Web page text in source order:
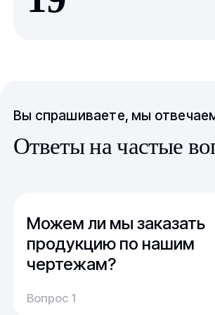
Вы спрашиваете, мы
Ответы на частые
Можем ли мы заказать
продукцию по нашим
чертежам?
Вы можете отправить свой
(в т.ч. примерный) с
Вопрос 1